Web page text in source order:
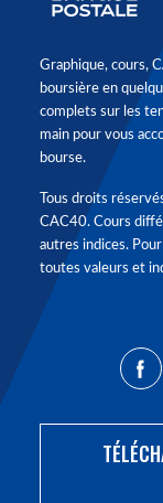
Graphique, cours,
boursière en
complets sur les
main pour vous
bourse.
Tous droits
CAC40. Cours
autres indices.
toutes valeurs et